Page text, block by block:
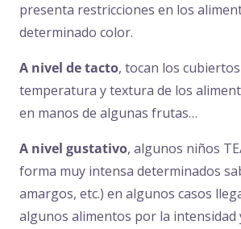
presenta restricciones en los
determinado color.
A nivel de tacto, tocan los
temperatura y textura de los
en manos de algunas frutas…
A nivel gustativo, algunos niños
forma muy intensa determinados
amargos, etc.) en algunos casos
algunos alimentos por la intensidad